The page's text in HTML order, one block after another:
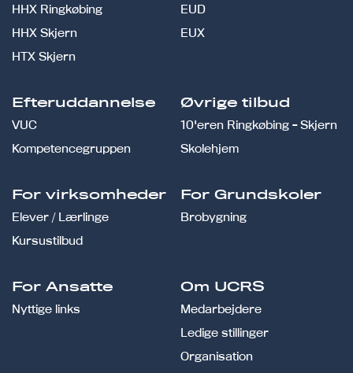
HHX Ringkøbing
HHX Skjern
HTX Skjern
EUD
EUX
Efteruddannelse
VUC
Kompetencegruppen
Øvrige tilbud
10'eren Ringkøbing - Skjern
Skolehjem
For virksomheder
Elever / Lærlinge
Kursustilbud
For Grundskoler
Brobygning
For Ansatte
Nyttige links
Om UCRS
Medarbejdere
Ledige stillinger
Organisation